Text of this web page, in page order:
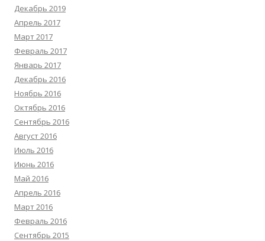
Декабрь 2019
Апрель 2017
Март 2017
Февраль 2017
Январь 2017
Декабрь 2016
Ноябрь 2016
Октябрь 2016
Сентябрь 2016
Август 2016
Июль 2016
Июнь 2016
Май 2016
Апрель 2016
Март 2016
Февраль 2016
Сентябрь 2015